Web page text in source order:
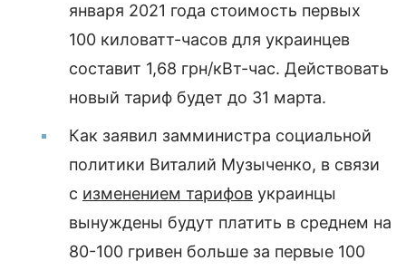
января 2021 года стоимость первых
100 киловатт-часов для украинцев
составит 1,68 грн/кВт-час. Действовать
новый тариф будет до 31 марта.
Как заявил замминистра социальной
политики Виталий Музыченко, в связи
с изменением тарифов украинцы
вынуждены будут платить в среднем на
80-100 гривен больше за первые 100